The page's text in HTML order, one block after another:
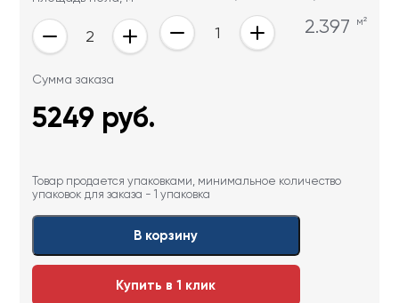
2.397 м²
Сумма заказа
5249 руб.
Товар продается упаковками, минимальное количество
упаковок для заказа - 1 упаковка
В корзину
Купить в 1 клик